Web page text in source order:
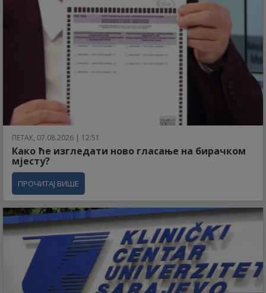
ПЕТАК, 07.08.2026 | 12:51
Како ће изгледати ново гласање на бирачком
мјесту?
ПРОЧИТАЈ ВИШЕ